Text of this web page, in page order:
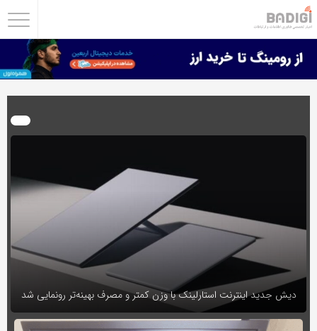
اشتراک
گذاری
با
صفحه
دوستان
خود
به
دیش جدید اینترنت استارلینک با وزن کمتر و مصرف بهینه‌تر رونمایی شد